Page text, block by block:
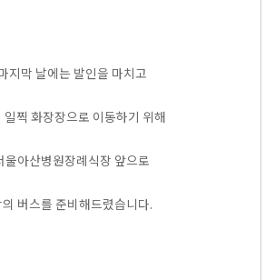
지막 날에는 발인을 마치고
일찍 화장장으로 이동하기 위해
울아산병원장례식장 앞으로
의 버스를 준비해드렸습니다.